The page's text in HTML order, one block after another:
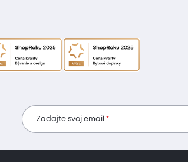
Zadajte svoj email